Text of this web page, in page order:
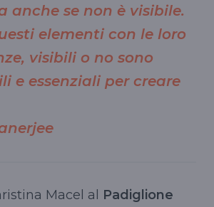
anche se non è visibile.
elementi con le loro
visibili o no sono
e essenziali per creare
Macel al Padiglione